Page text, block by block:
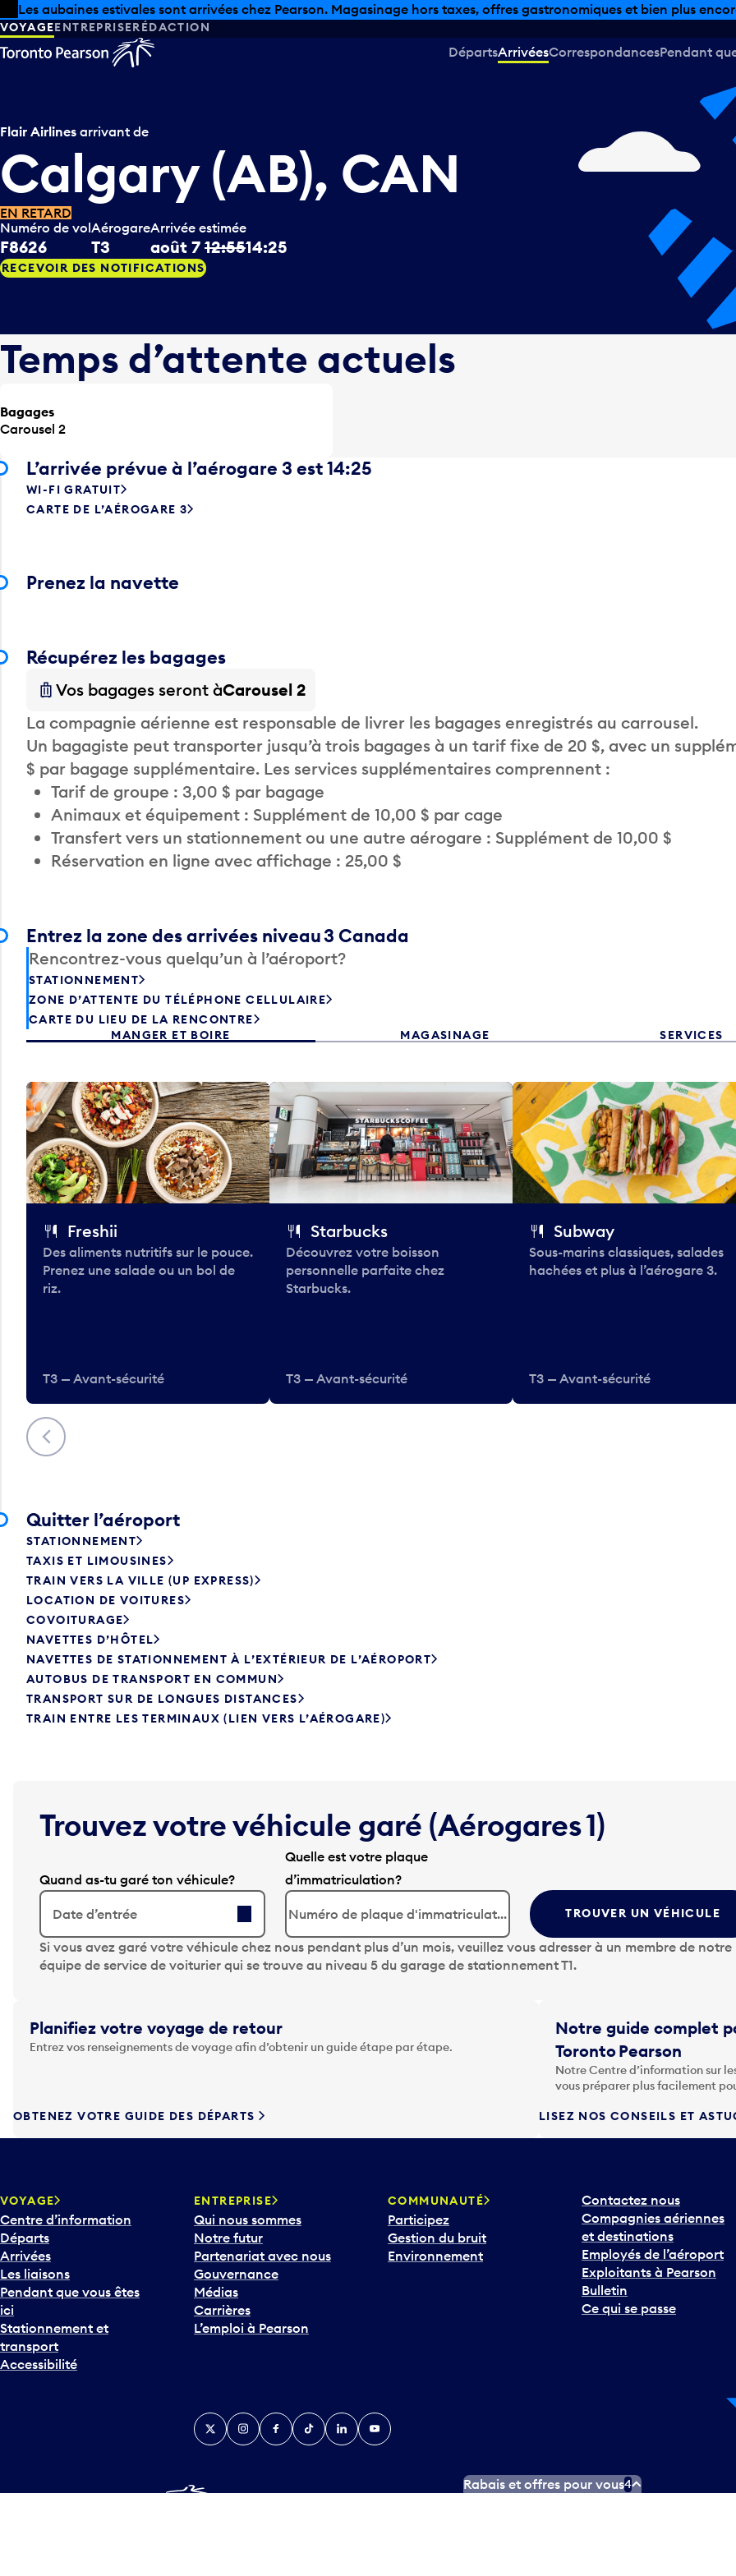
Skip to offers
Passer au contenu principal
Les aubaines estivales sont arrivées chez Pearson. Magasinage hors taxes, offres gastronomiques et bien plus
VOYAGEENTREPRISERÉDACTION
DépartsArrivéesCorrespondancesPendant
Flair Airlines arrivant de
Calgary (AB), CAN
EN RETARD
Numéro de vol
F8626
Aérogare
T3
Arrivée estimée
août 7 12:5514:25
RECEVOIR DES NOTIFICATIONS
Temps d’attente actuels
Bagages
Carousel 2
L’arrivée prévue à l’aérogare 3 est 14:25
WI-FI GRATUIT
CARTE DE L’AÉROGARE 3
Prenez la navette
Récupérez les bagages
Vos bagages seront àCarousel 2
La compagnie aérienne est responsable de livrer les bagages enregistrés au carrousel.
Un bagagiste peut transporter jusqu’à trois bagages à un tarif fixe de 20 $, avec un
$ par bagage supplémentaire. Les services supplémentaires comprennent :
Tarif de groupe : 3,00 $ par bagage
Animaux et équipement : Supplément de 10,00 $ par cage
Transfert vers un stationnement ou une autre aérogare : Supplément de 10,00 $
Réservation en ligne avec affichage : 25,00 $
Entrez la zone des arrivées niveau 3 Canada
Rencontrez-vous quelqu’un à l’aéroport?
STATIONNEMENT
ZONE D’ATTENTE DU TÉLÉPHONE CELLULAIRE
CARTE DU LIEU DE LA RENCONTRE
MANGER ET BOIRE
MAGASINAGE SERVICES
Précédent
Freshii
Des aliments nutritifs sur le pouce.
Prenez une salade ou un bol de
riz.
T3 — Avant-sécurité
Starbucks
Découvrez votre boisson
personnelle parfaite chez
Starbucks.
T3 — Avant-sécurité
Subway
Sous-marins classiques, salades
hachées et plus à l’aérogare 3.
T3 — Avant-sécurité
Quitter l’aéroport
STATIONNEMENT
TAXIS ET LIMOUSINES
TRAIN VERS LA VILLE (UP EXPRESS)
LOCATION DE VOITURES
COVOITURAGE
NAVETTES D’HÔTEL
NAVETTES DE STATIONNEMENT À L’EXTÉRIEUR DE L’AÉROPORT
AUTOBUS DE TRANSPORT EN COMMUN
TRANSPORT SUR DE LONGUES DISTANCES
TRAIN ENTRE LES TERMINAUX (LIEN VERS L’AÉROGARE)
Trouvez votre véhicule garé (Aérogares 1)
Quand as-tu garé ton véhicule?
Date d’entrée
A
p
y
e
z
r
u
c
h
e
F
l
c
h
e
Quelle est votre plaque
d’immatriculation?
TROUVER UN VÉHICULE
Si vous avez garé votre véhicule chez nous pendant plus d’un mois, veuillez vous adresser à un membre de notre
équipe de service de voiturier qui se trouve au niveau 5 du garage de stationnement T1.
Planifiez votre voyage de retour
Entrez vos renseignements de voyage afin d’obtenir un guide étape par étape.
OBTENEZ VOTRE GUIDE DES DÉPARTS
Notre guide complet
Toronto Pearson
Notre Centre d’information sur
vous préparer plus facilement
LISEZ NOS CONSEILS ET
VOYAGE
Centre d’information
Départs
Arrivées
Les liaisons
Pendant que vous êtes
ici
Stationnement et
transport
Accessibilité
ENTREPRISE
Qui nous sommes
Notre futur
Partenariat avec nous
Gouvernance
Médias
Carrières
L’emploi à Pearson
COMMUNAUTÉ
Participez
Gestion du bruit
Environnement
Contactez nous
Compagnies aériennes
et destinations
Employés de l’aéroport
Exploitants à Pearson
Bulletin
Ce qui se passe
TwitterInstagramFacebook
TikTokLinkedInYouTube
Rabais et offres pour vous4